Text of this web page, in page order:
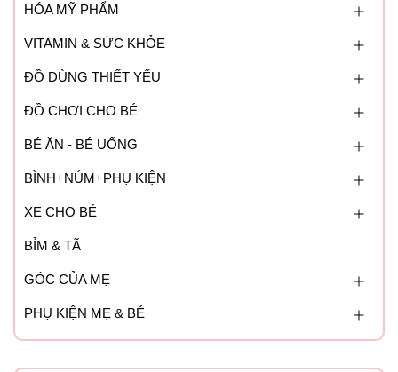
HÓA MỸ PHẨM
VITAMIN & SỨC KHỎE
ĐỒ DÙNG THIẾT YẾU
ĐỒ CHƠI CHO BÉ
BÉ ĂN - BÉ UỐNG
BÌNH+NÚM+PHỤ KIỆN
XE CHO BÉ
BỈM & TÃ
GÓC CỦA MẸ
PHỤ KIỆN MẸ & BÉ